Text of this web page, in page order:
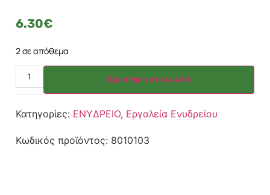
6.30€
2 σε απόθεμα
Προσθήκη στο καλάθι
Κατηγορίες: ΕΝΥΔΡΕΙΟ, Εργαλεία Ενυδρείου
Κωδικός προϊόντος: 8010103